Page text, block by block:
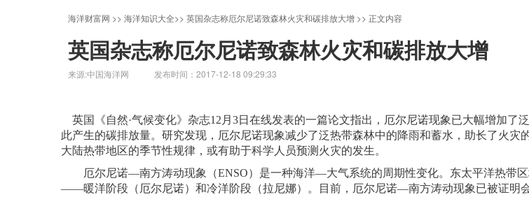
海洋财富网 >> 海洋知识大全>> 英国杂志称厄尔尼诺致森林火灾和碳排放大增 >> 正文内容
英国杂志称厄尔尼诺致森林火灾和碳排放大增
来源:中国海洋网 发布时间：2017-12-18 09:29:33
英国《自然·气候变化》杂志12月3日在线发表的一篇论文指出，厄尔尼诺现象已大幅增加了
此产生的碳排放量。研究发现，厄尔尼诺现象减少了泛热带森林中的降雨和蓄水，助长了火灾
大陆热带地区的季节性规律，或有助于科学人员预测火灾的发生。
厄尔尼诺—南方涛动现象（ENSO）是一种海洋—大气系统的周期性变化。东太平洋热带区
——暖洋阶段（厄尔尼诺）和冷洋阶段（拉尼娜）。目前，厄尔尼诺—南方涛动现象已被证明